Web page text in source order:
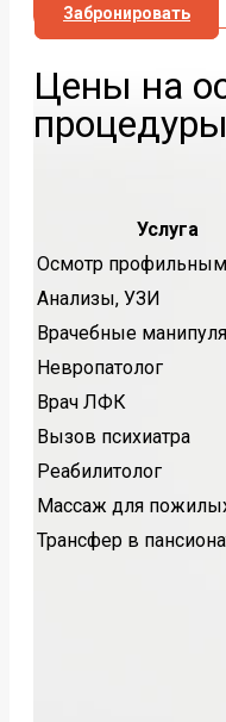
Забронировать
Цены на
процедуры
Услуга
Осмотр
Анализы, УЗИ
Врачебные
Невропатолог
Врач ЛФК
Вызов психиатра
Реабилитолог
Массаж для
Трансфер в